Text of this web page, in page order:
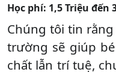
Học phí: 1,5 Triệu đến
Chúng tôi tin
trường sẽ giúp
chất lẫn trí tuệ,